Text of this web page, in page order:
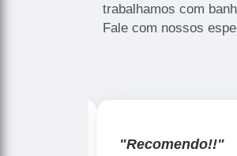
trabalhamos com
Fale com nossos
"Recomendo!!"